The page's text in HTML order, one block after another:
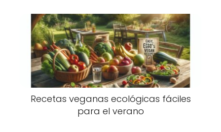
Recetas veganas ecológicas fáciles
para el verano